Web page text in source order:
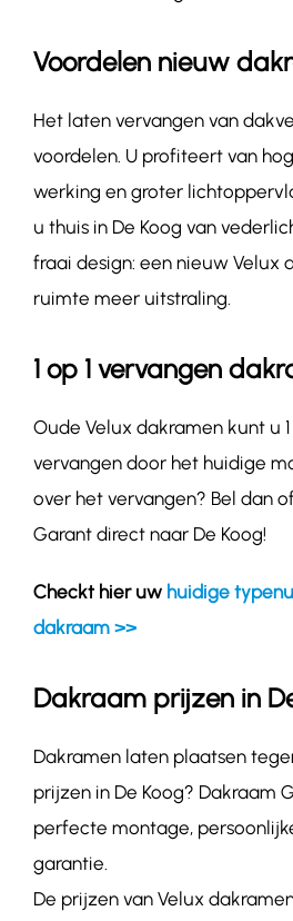
Voordelen nieuw
Het laten vervangen van
voordelen. U profiteert van
werking en groter
u thuis in De Koog van
fraai design: een nieuw Velux
ruimte meer uitstraling.
1 op 1 vervangen
Oude Velux dakramen kunt u
vervangen door het huidige
over het vervangen? Bel dan
Garant direct naar De Koog!
Checkt hier uw huidige
dakraam >>
Dakraam prijzen in
Dakramen laten plaatsen
prijzen in De Koog? Dakraam
perfecte montage,
garantie.
De prijzen van Velux